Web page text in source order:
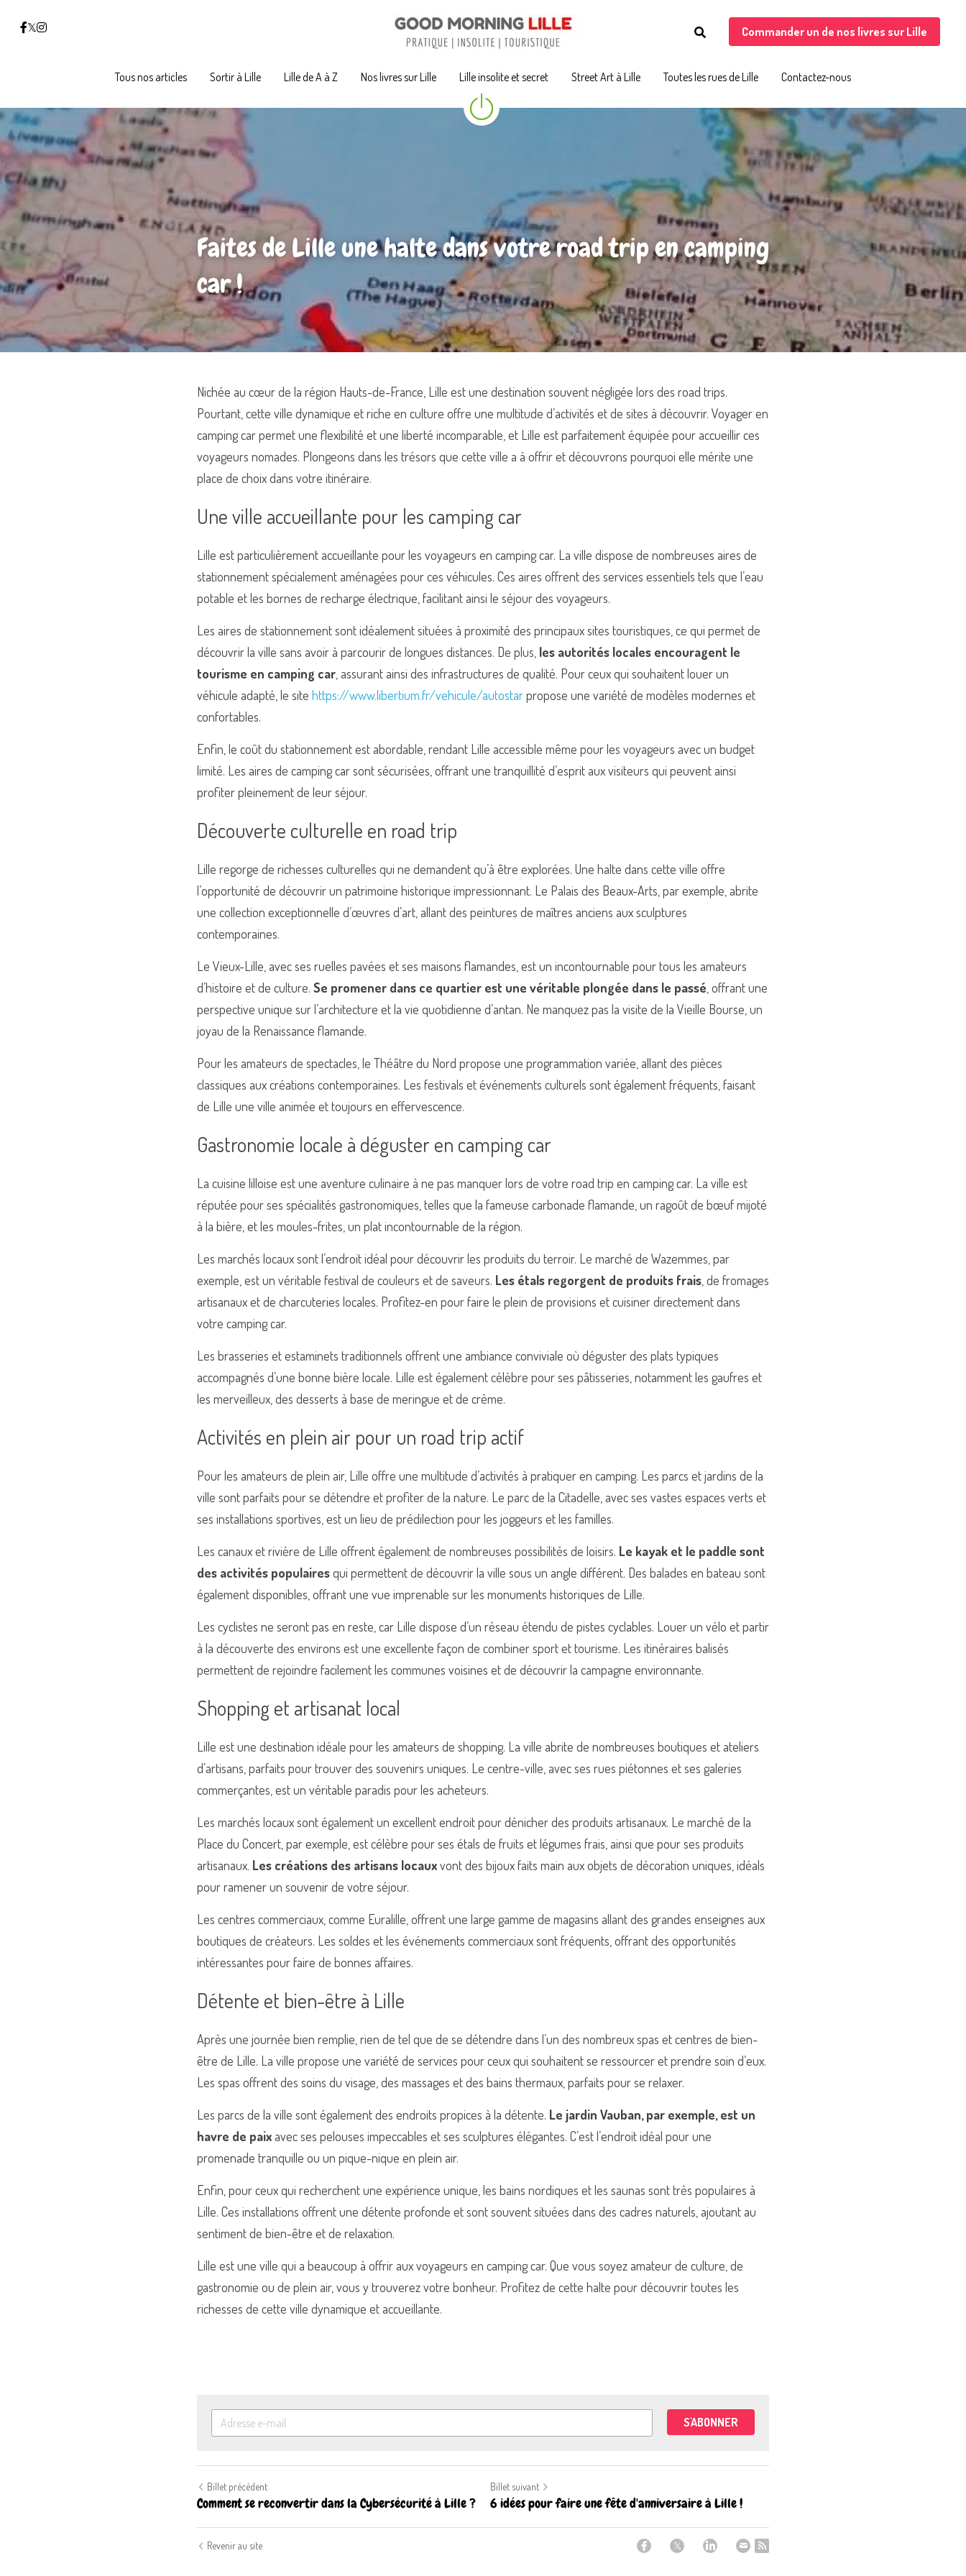
Tous nos articles Sortir à Lille Lille de A à Z Nos livres sur Lille Lille insolite et secret Street Art à Lille Toutes les rues de Lille Contactez-nous
Commander un de nos livres sur Lille
Tous nos articles Sortir à Lille Lille de A à Z Nos livres sur Lille Lille insolite et secret Street Art à Lille Toutes les rues de Lille Contactez-nous
Commander un de nos livres sur Lille
Faites de Lille une halte dans votre road trip en camping
car !
Nichée au cœur de la région Hauts-de-France, Lille est une destination souvent négligée lors des road trips.
Pourtant, cette ville dynamique et riche en culture offre une multitude d’activités et de sites à découvrir. Voyager en
camping car permet une flexibilité et une liberté incomparable, et Lille est parfaitement équipée pour accueillir ces
voyageurs nomades. Plongeons dans les trésors que cette ville a à offrir et découvrons pourquoi elle mérite une
place de choix dans votre itinéraire.
Une ville accueillante pour les camping car
Lille est particulièrement accueillante pour les voyageurs en camping car. La ville dispose de nombreuses aires de
stationnement spécialement aménagées pour ces véhicules. Ces aires offrent des services essentiels tels que l’eau
potable et les bornes de recharge électrique, facilitant ainsi le séjour des voyageurs.
Les aires de stationnement sont idéalement situées à proximité des principaux sites touristiques, ce qui permet de
découvrir la ville sans avoir à parcourir de longues distances. De plus, les autorités locales encouragent le
tourisme en camping car , assurant ainsi des infrastructures de qualité. Pour ceux qui souhaitent louer un
véhicule adapté, le site https://www.libertium.fr/vehicule/autostar propose une variété de modèles modernes et
confortables.
Enfin, le coût du stationnement est abordable, rendant Lille accessible même pour les voyageurs avec un budget
limité. Les aires de camping car sont sécurisées, offrant une tranquillité d’esprit aux visiteurs qui peuvent ainsi
profiter pleinement de leur séjour.
Découverte culturelle en road trip
Lille regorge de richesses culturelles qui ne demandent qu’à être explorées. Une halte dans cette ville offre
l’opportunité de découvrir un patrimoine historique impressionnant. Le Palais des Beaux-Arts, par exemple, abrite
une collection exceptionnelle d’œuvres d’art, allant des peintures de maîtres anciens aux sculptures
contemporaines.
Le Vieux-Lille, avec ses ruelles pavées et ses maisons flamandes, est un incontournable pour tous les amateurs
d’histoire et de culture. Se promener dans ce quartier est une véritable plongée dans le passé , offrant une
perspective unique sur l’architecture et la vie quotidienne d’antan. Ne manquez pas la visite de la Vieille Bourse, un
joyau de la Renaissance flamande.
Pour les amateurs de spectacles, le Théâtre du Nord propose une programmation variée, allant des pièces
classiques aux créations contemporaines. Les festivals et événements culturels sont également fréquents, faisant
de Lille une ville animée et toujours en effervescence.
Gastronomie locale à déguster en camping car
La cuisine lilloise est une aventure culinaire à ne pas manquer lors de votre road trip en camping car. La ville est
réputée pour ses spécialités gastronomiques, telles que la fameuse carbonade flamande, un ragoût de bœuf mijoté
à la bière, et les moules-frites, un plat incontournable de la région.
Les marchés locaux sont l’endroit idéal pour découvrir les produits du terroir. Le marché de Wazemmes, par
exemple, est un véritable festival de couleurs et de saveurs. Les étals regorgent de produits frais , de fromages
artisanaux et de charcuteries locales. Profitez-en pour faire le plein de provisions et cuisiner directement dans
votre camping car.
Les brasseries et estaminets traditionnels offrent une ambiance conviviale où déguster des plats typiques
accompagnés d’une bonne bière locale. Lille est également célèbre pour ses pâtisseries, notamment les gaufres et
les merveilleux, des desserts à base de meringue et de crème.
Activités en plein air pour un road trip actif
Pour les amateurs de plein air, Lille offre une multitude d’activités à pratiquer en camping. Les parcs et jardins de la
ville sont parfaits pour se détendre et profiter de la nature. Le parc de la Citadelle, avec ses vastes espaces verts et
ses installations sportives, est un lieu de prédilection pour les joggeurs et les familles.
Les canaux et rivière de Lille offrent également de nombreuses possibilités de loisirs. Le kayak et le paddle sont
des activités populaires qui permettent de découvrir la ville sous un angle différent. Des balades en bateau sont
également disponibles, offrant une vue imprenable sur les monuments historiques de Lille.
Les cyclistes ne seront pas en reste, car Lille dispose d’un réseau étendu de pistes cyclables. Louer un vélo et partir
à la découverte des environs est une excellente façon de combiner sport et tourisme. Les itinéraires balisés
permettent de rejoindre facilement les communes voisines et de découvrir la campagne environnante.
Shopping et artisanat local
Lille est une destination idéale pour les amateurs de shopping. La ville abrite de nombreuses boutiques et ateliers
d’artisans, parfaits pour trouver des souvenirs uniques. Le centre-ville, avec ses rues piétonnes et ses galeries
commerçantes, est un véritable paradis pour les acheteurs.
Les marchés locaux sont également un excellent endroit pour dénicher des produits artisanaux. Le marché de la
Place du Concert, par exemple, est célèbre pour ses étals de fruits et légumes frais, ainsi que pour ses produits
artisanaux. Les créations des artisans locaux vont des bijoux faits main aux objets de décoration uniques, idéals
pour ramener un souvenir de votre séjour.
Les centres commerciaux, comme Euralille, offrent une large gamme de magasins allant des grandes enseignes aux
boutiques de créateurs. Les soldes et les événements commerciaux sont fréquents, offrant des opportunités
intéressantes pour faire de bonnes affaires.
Détente et bien-être à Lille
Après une journée bien remplie, rien de tel que de se détendre dans l’un des nombreux spas et centres de bien-
être de Lille. La ville propose une variété de services pour ceux qui souhaitent se ressourcer et prendre soin d’eux.
Les spas offrent des soins du visage, des massages et des bains thermaux, parfaits pour se relaxer.
Les parcs de la ville sont également des endroits propices à la détente. Le jardin Vauban, par exemple, est un
havre de paix avec ses pelouses impeccables et ses sculptures élégantes. C’est l’endroit idéal pour une
promenade tranquille ou un pique-nique en plein air.
Enfin, pour ceux qui recherchent une expérience unique, les bains nordiques et les saunas sont très populaires à
Lille. Ces installations offrent une détente profonde et sont souvent situées dans des cadres naturels, ajoutant au
sentiment de bien-être et de relaxation.
Lille est une ville qui a beaucoup à offrir aux voyageurs en camping car. Que vous soyez amateur de culture, de
gastronomie ou de plein air, vous y trouverez votre bonheur. Profitez de cette halte pour découvrir toutes les
richesses de cette ville dynamique et accueillante.
S'ABONNER
Billet précédent
Comment se reconvertir dans la Cybersécurité à Lille ?
Billet suivant
6 idées pour faire une fête d'anniversaire à Lille !
Revenir au site